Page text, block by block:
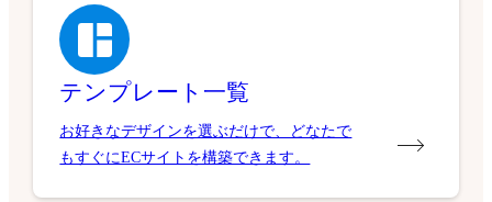
テンプレート一覧
お好きなデザインを選ぶだけで、どなたで
もすぐにECサイトを構築できます。